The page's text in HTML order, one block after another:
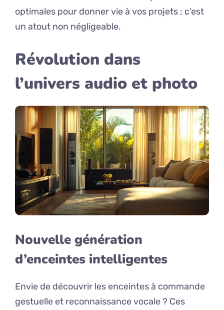
optimales pour donner vie à vos projets ; c’est
un atout non négligeable.
Révolution dans
l’univers audio et photo
Nouvelle génération
d’enceintes intelligentes
Envie de découvrir les enceintes à commande
gestuelle et reconnaissance vocale ? Ces